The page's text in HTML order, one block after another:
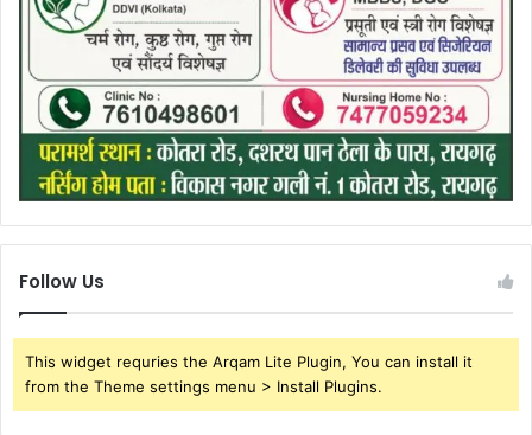
Follow Us
This widget requries the Arqam Lite Plugin, You can install it
from the Theme settings menu > Install Plugins.